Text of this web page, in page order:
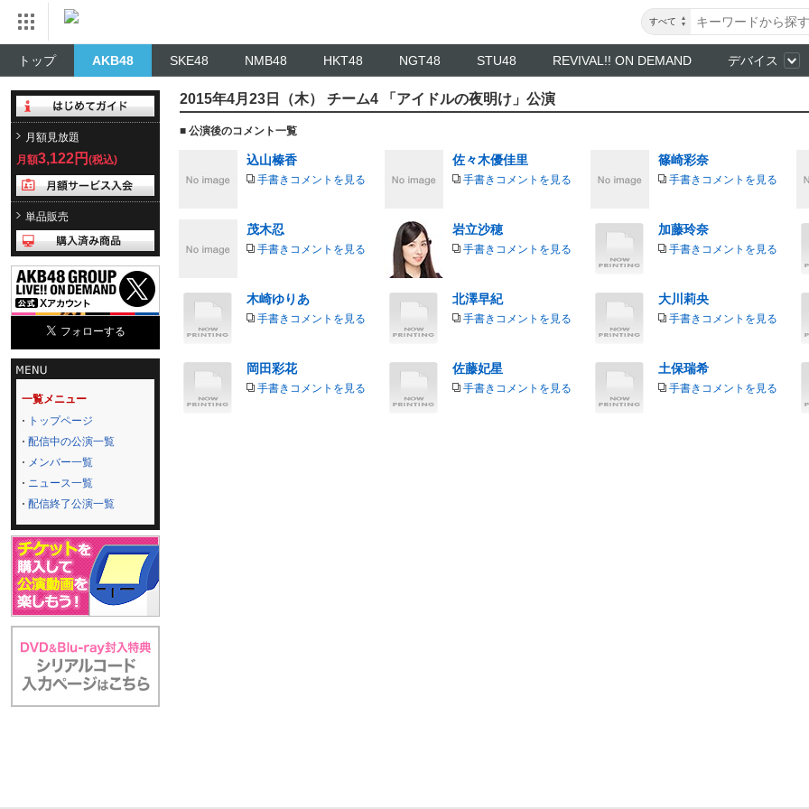
すべて
トップ AKB48 SKE48 NMB48 HKT48 NGT48 STU48 REVIVAL!! ON DEMAND デバイス
月額見放題
月額3,122円 (税込)
単品販売
一覧メニュー
トップページ
配信中の公演一覧
メンバー一覧
ニュース一覧
配信終了公演一覧
2015年4月23日（木） チーム4 「アイドルの夜明け」公演
■ 公演後のコメント一覧
込山榛香
手書きコメントを見る
佐々木優佳里
手書きコメントを見る
篠崎彩奈
手書きコメントを見る
茂木忍
手書きコメントを見る
岩立沙穂
手書きコメントを見る
加藤玲奈
手書きコメントを見る
木崎ゆりあ
手書きコメントを見る
北澤早紀
手書きコメントを見る
大川莉央
手書きコメントを見る
岡田彩花
手書きコメントを見る
佐藤妃星
手書きコメントを見る
土保瑞希
手書きコメントを見る